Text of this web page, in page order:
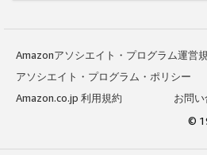
Amazonアソシエイト・プログラム運営
アソシエイト・プログラム・ポリシー
Amazon.co.jp 利用規約
お問
©